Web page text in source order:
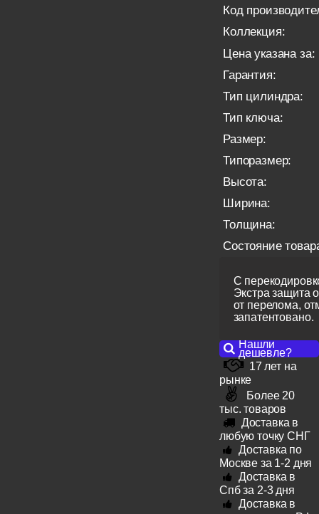
Код
Коллекция:
Цена указана за:
Гарантия:
Тип цилиндра:
Тип ключа:
Размер:
Типоразмер:
Высота:
Ширина:
Толщина:
Состояние
С
Экстра защита
от перелома,
запатентовано.
Нашли
дешевле?
17 лет на
рынке
Более 20
тыс. товаров
Доставка в
любую точку СНГ
Доставка по
Москве за 1-2 дня
Доставка в
Спб за 2-3 дня
Доставка в